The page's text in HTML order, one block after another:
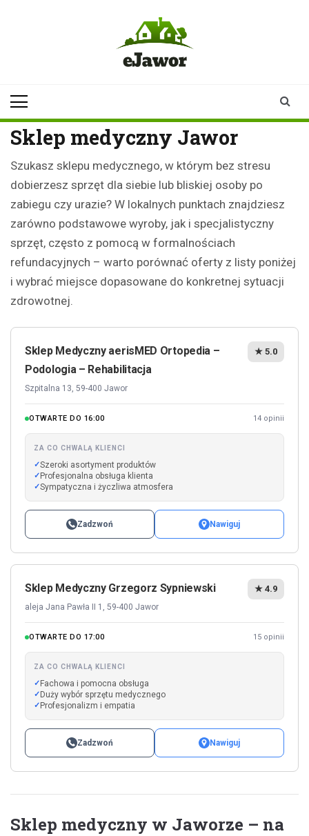
Sklep medyczny Jawor
Szukasz sklepu medycznego, w którym bez stresu
dobierzesz sprzęt dla siebie lub bliskiej osoby po
zabiegu czy urazie? W lokalnych punktach znajdziesz
zarówno podstawowe wyroby, jak i specjalistyczny
sprzęt, często z pomocą w formalnościach
refundacyjnych – warto porównać oferty z listy poniżej
i wybrać miejsce dopasowane do konkretnej sytuacji
zdrowotnej.
Sklep Medyczny aerisMED Ortopedia –
Podologia – Rehabilitacja
Szpitalna 13, 59-400 Jawor
★ 5.0
OTWARTE DO 16:00 14 opinii
ZA CO CHWALĄ KLIENCI
Szeroki asortyment produktów
Profesjonalna obsługa klienta
Sympatyczna i życzliwa atmosfera
Zadzwoń Nawiguj
Sklep Medyczny Grzegorz Sypniewski
aleja Jana Pawła II 1, 59-400 Jawor
★ 4.9
OTWARTE DO 17:00 15 opinii
ZA CO CHWALĄ KLIENCI
Fachowa i pomocna obsługa
Duży wybór sprzętu medycznego
Profesjonalizm i empatia
Zadzwoń Nawiguj
Sklep medyczny w Jaworze – na